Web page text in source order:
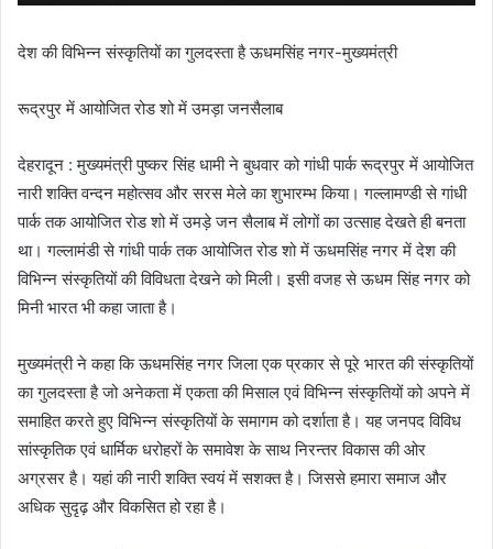
देश की विभिन्न संस्कृतियों का गुलदस्ता है ऊधमसिंह नगर-मुख्यमंत्री
रूद्रपुर में आयोजित रोड शो में उमड़ा जनसैलाब
देहरादून : मुख्यमंत्री पुष्कर सिंह धामी ने बुधवार को गांधी पार्क रूद्रपुर में आयोजित
नारी शक्ति वन्दन महोत्सव और सरस मेले का शुभारम्भ किया। गल्लामण्डी से गांधी
पार्क तक आयोजित रोड शो में उमड़े जन सैलाब में लोगों का उत्साह देखते ही बनता
था। गल्लामंडी से गांधी पार्क तक आयोजित रोड शो में ऊधमसिंह नगर में देश की
विभिन्न संस्कृतियों की विविधता देखने को मिली। इसी वजह से ऊधम सिंह नगर को
मिनी भारत भी कहा जाता है।
मुख्यमंत्री ने कहा कि ऊधमसिंह नगर जिला एक प्रकार से पूरे भारत की संस्कृतियों
का गुलदस्ता है जो अनेकता में एकता की मिसाल एवं विभिन्न संस्कृतियों को अपने में
समाहित करते हुए विभिन्न संस्कृतियों के समागम को दर्शाता है। यह जनपद विविध
सांस्कृतिक एवं धार्मिक धरोहरों के समावेश के साथ निरन्तर विकास की ओर
अग्रसर है। यहां की नारी शक्ति स्वयं में सशक्त है। जिससे हमारा समाज और
अधिक सुदृढ़ और विकसित हो रहा है।